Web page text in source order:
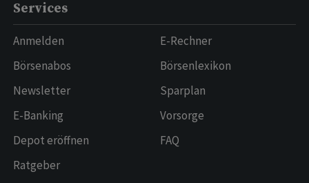
Services
Anmelden
Börsenabos
Newsletter
E-Banking
Depot eröffnen
Ratgeber
E-Rechner
Börsenlexikon
Sparplan
Vorsorge
FAQ